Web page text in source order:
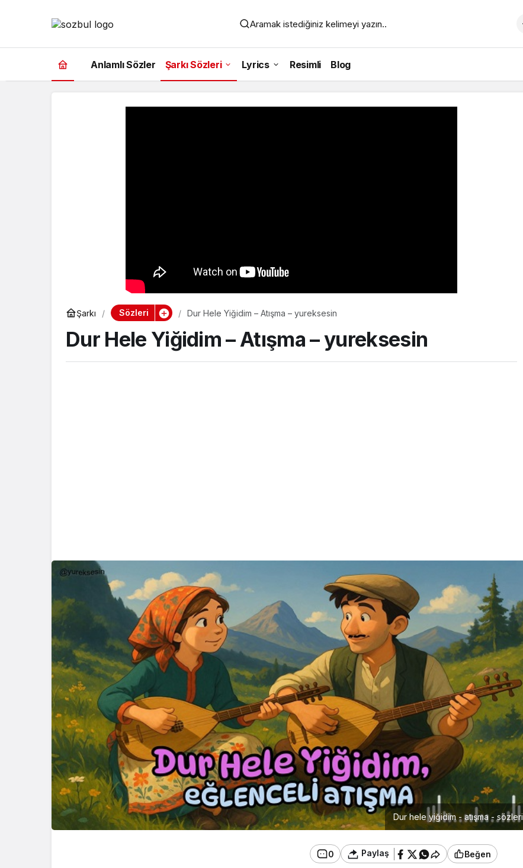
Aramak istediğiniz kelimeyi yazın..
Anlamlı Sözler Şarkı Sözleri Lyrics Resimli Blog
Şarkı Sözleri Dur Hele Yiğidim – Atışma – yureksesin
Dur Hele Yiğidim – Atışma – yureksesin
Dur hele yiğidim - atışma - sözleri
0 Paylaş Beğen